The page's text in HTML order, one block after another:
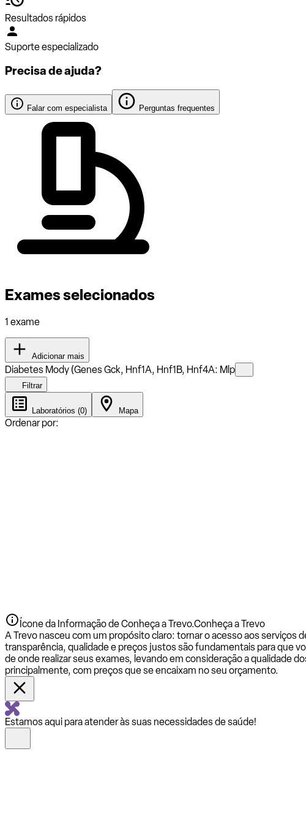
Resultados rápidos
Suporte especializado
Precisa de ajuda?
Falar com especialista Perguntas frequentes
Exames selecionados
1 exame
Adicionar mais
Diabetes Mody (Genes Gck, Hnf1A, Hnf1B, Hnf4A: Mlp
Filtrar
Laboratórios (0) Mapa
Ordenar por:
Ícone da Informação de Conheça a Trevo.Conheça a Trevo
A Trevo nasceu com um propósito claro: tornar o acesso aos serviços
transparência, qualidade e preços justos são fundamentais para que
de onde realizar seus exames, levando em consideração a qualidade
principalmente, com preços que se encaixam no seu orçamento.
Estamos aqui para atender às suas necessidades de saúde!